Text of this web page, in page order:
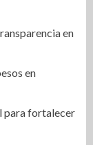
en
en
para fortalecer